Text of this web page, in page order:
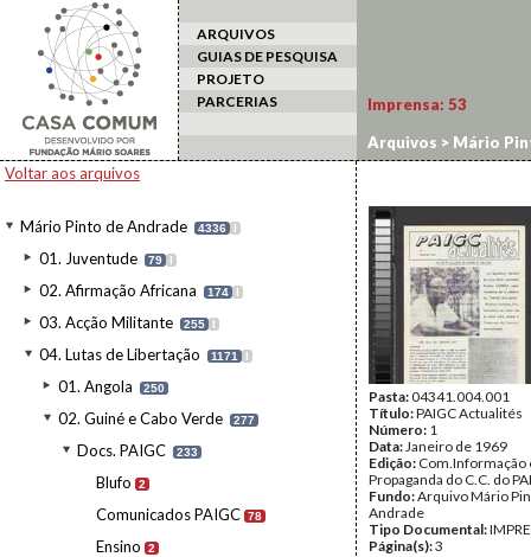
ARQUIVOS
GUIAS DE PESQUISA
PROJETO
PARCERIAS
Voltar aos arquivos
Mário Pinto de Andrade 4336 I
01. Juventude 79 I
02. Afirmação Africana 174 I
03. Acção Militante 255 I
04. Lutas de Libertação 1171 I
01. Angola 250
02. Guiné e Cabo Verde 277
Docs. PAIGC 233
Blufo 2
Comunicados PAIGC 78
Ensino 2
Imprensa: 53
Arquivos > Mário
Pasta:04341.004.001
Título:PAIGC Actualités
Número: 1
Data:Janeiro de 1969
Edição: Com.Informação
Propaganda do C.C. do
Fundo:Arquivo Mário
Andrade
Tipo Documental:
Página(s):3